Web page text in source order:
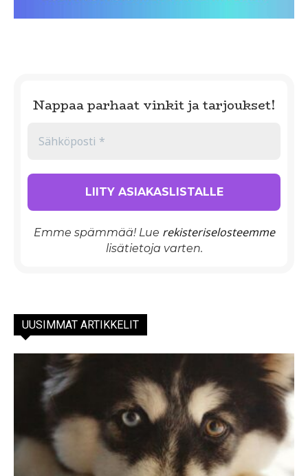
Nappaa parhaat vinkit ja tarjoukset!
Emme spämmää! Lue rekisteriselosteemme
lisätietoja varten.
UUSIMMAT ARTIKKELIT